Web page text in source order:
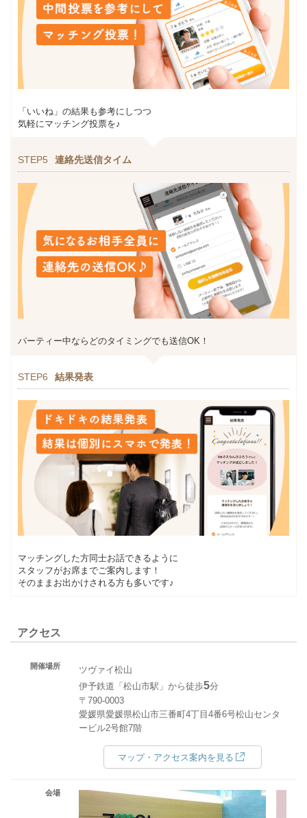
「いいね」の結果も参考にしつつ
気軽にマッチング投票を♪
STEP5 連絡先送信タイム
パーティー中ならどのタイミングでも送信OK！
STEP6 結果発表
マッチングした方同士お話できるように
スタッフがお席までご案内します！
そのままお出かけされる方も多いです♪
アクセス
開催場所
ツヴァイ松山
伊予鉄道「松山市駅」から徒歩5分
〒790-0003
愛媛県愛媛県松山市三番町4丁目4番6号松山センタ
ービル2号館7階
マップ・アクセス案内を見る
会場